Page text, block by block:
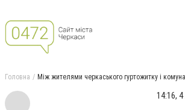
Головна Між жителями черкаського гуртожитку і
14:16,